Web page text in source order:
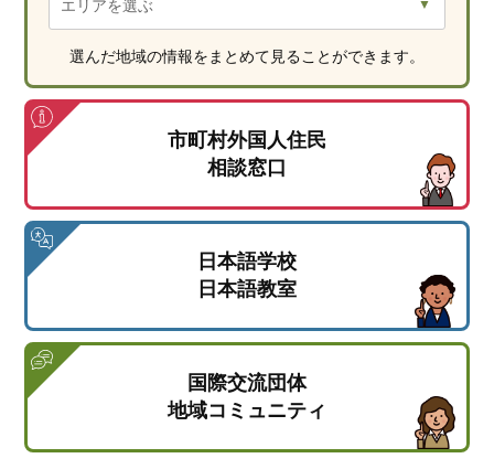
選んだ地域の情報をまとめて見ることができます。
市町村外国人住民
相談窓口
日本語学校
日本語教室
国際交流団体
地域コミュニティ